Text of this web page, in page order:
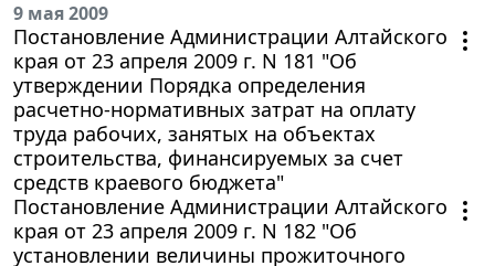
9 мая 2009
Постановление Администрации Алтайского
края от 23 апреля 2009 г. N 181 "Об
утверждении Порядка определения
расчетно-нормативных затрат на оплату
труда рабочих, занятых на объектах
строительства, финансируемых за счет
средств краевого бюджета"
Постановление Администрации Алтайского
края от 23 апреля 2009 г. N 182 "Об
установлении величины прожиточного